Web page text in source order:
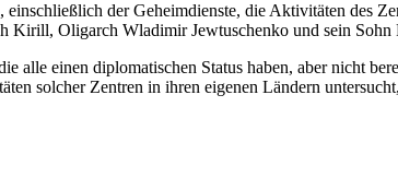
der Geheimdienste, die Aktivitäten des
Kirill, Oligarch Wladimir Jewtuschenko und sein Sohn
alle einen diplomatischen Status haben, aber nicht
solcher Zentren in ihren eigenen Ländern